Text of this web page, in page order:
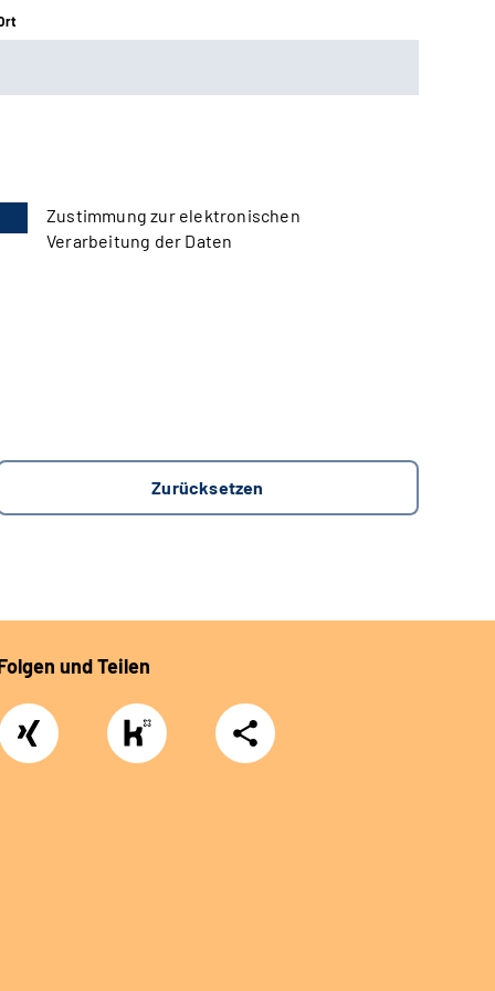
Zustimmung zur elektronischen
Verarbeitung der Daten
und Teilen
Xing
https://www.kununu.com/de/deutsche-
rentenversicherung-
nordbayern6
Teilen